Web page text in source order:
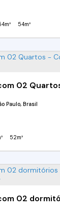
54m²
Paulo, Brasil
52m²